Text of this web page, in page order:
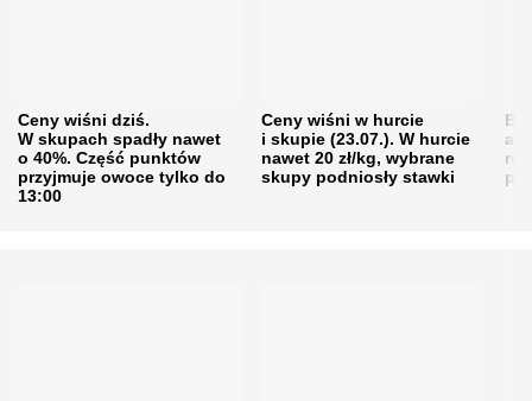
Ceny wiśni dziś.
W skupach spadły nawet
o 40%. Część punktów
przyjmuje owoce tylko do
13:00
Ceny wiśni w hurcie
i skupie (23.07.). W hurcie
nawet 20 zł/kg, wybrane
skupy podniosły stawki